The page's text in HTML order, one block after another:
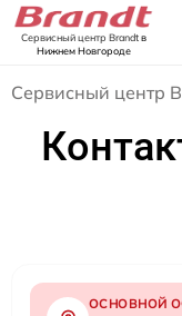
Сервисный центр Brandtв
Нижнем Новгороде
Сервисный центр
ОСНОВНОЙ